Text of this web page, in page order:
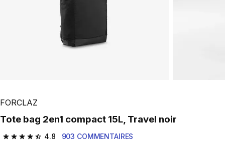
FORCLAZ
Tote bag 2en1 compact 15L, Travel noir
4.8
4.8 out of 5 stars from 903 reviews
903 COMMENTAIRES